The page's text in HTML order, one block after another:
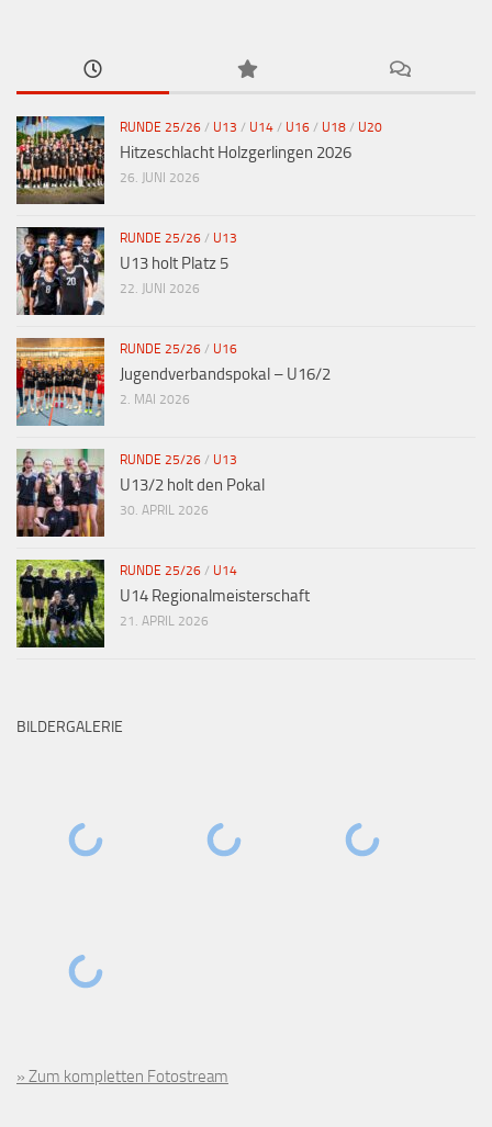
RUNDE 25/26 / U13 / U14 / U16 / U18 / U20
Hitzeschlacht Holzgerlingen 2026
26. JUNI 2026
RUNDE 25/26 / U13
U13 holt Platz 5
22. JUNI 2026
RUNDE 25/26 / U16
Jugendverbandspokal – U16/2
2. MAI 2026
RUNDE 25/26 / U13
U13/2 holt den Pokal
30. APRIL 2026
RUNDE 25/26 / U14
U14 Regionalmeisterschaft
21. APRIL 2026
BILDERGALERIE
» Zum kompletten Fotostream